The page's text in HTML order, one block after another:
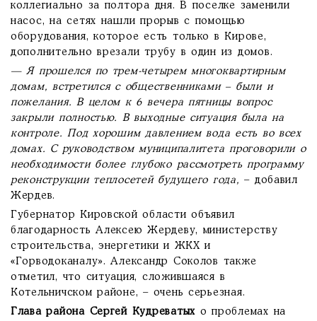
коллегиально за полтора дня. В поселке заменили
насос, на сетях нашли прорыв с помощью
оборудования, которое есть только в Кирове,
дополнительно врезали трубу в один из домов.
— Я прошелся по трем-четырем многоквартирным
домам, встретился с общественниками – были и
пожелания. В целом к 6 вечера пятницы вопрос
закрыли полностью. В выходные ситуация была на
контроле. Под хорошим давлением вода есть во всех
домах. С руководством муниципалитета проговорили о
необходимости более глубоко рассмотреть программу
реконструкции теплосетей будущего года, – добавил
Жердев.
Губернатор Кировской области объявил
благодарность Алексею Жердеву, министерству
строительства, энергетики и ЖКХ и
«Горводоканалу». Александр Соколов также
отметил, что ситуация, сложившаяся в
Котельничском районе, – очень серьезная.
Глава района Сергей Кудреватых о проблемах на